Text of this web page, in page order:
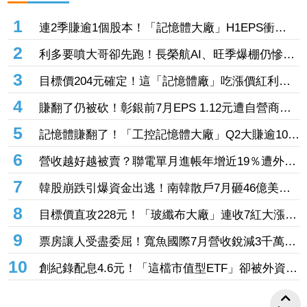
1
連2季賺逾1個股本！「記憶體大廠」H1EPS衝
20.87元 股價卻殺至跌停鎖死
2
利多要噴大哥卻先跑！長榮航AI、旺季爆棚仍慘冠
賣超王 「這檔鋼鐵」７月營收年增46%也不被買
單
3
目標價204元確定！這「記憶體廠」吃漲價紅利、
Q2毛利率衝70% 全年營運看旺
4
賺翻了仍被砍！彰銀前7月EPS 1.12元遭自營商照
殺2.33億淪賣超王 「這檔記憶體」營收創高也遭
倒
5
記憶體賺翻了！「工控記憶體大廠」Q2大賺逾10股
本、H1EPS達166.45元 7月營收續旺再迎年月雙
增
6
營收越好越被賣？聯電單月進帳年增近19％遭外資
「砍到見骨」 台塑4寶「這檔」營收刷49個月新
高也挨刀
7
韓股崩跌引爆資金出逃！南韓散戶7月砸46億美元
「錢」進美股
8
目標價直攻228元！「玻纖布大廠」連收7紅大漲
32.86% 投信單周撒16.7億元、掃入近萬張
9
票房讓人受盡委屈！寬魚國際7月營收銳減3千萬原
因曝「王心凌票房＞楊丞琳」 網笑翻：是吃了誠
實果實嗎
10
創紀錄配息4.6元！「這檔市值型ETF」卻被外資單
周大砍3.4萬張 00923豪配3.05元同被抽回2億元